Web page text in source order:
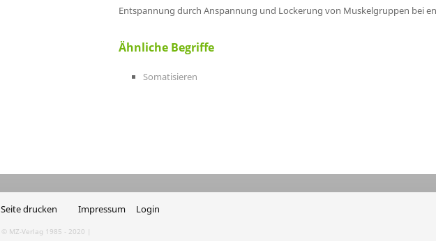
Entspannung durch Anspannung und Lockerung von Muskelgruppen bei
Ähnliche Begriffe
Somatisieren
Seite drucken Impressum Login
© MZ-Verlag 1985 - 2020 |